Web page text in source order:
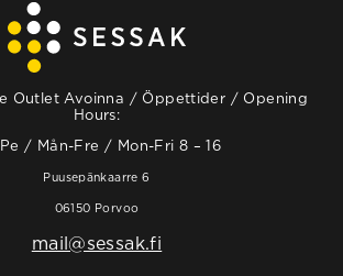
Outlet Avoinna / Öppettider / Opening
Hours:
Pe / Mån-Fre / Mon-Fri 8 – 16
Puusepänkaarre 6
06150 Porvoo
mail@sessak.fi